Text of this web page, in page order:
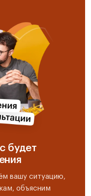
будет
вашу ситуацию,
объясним